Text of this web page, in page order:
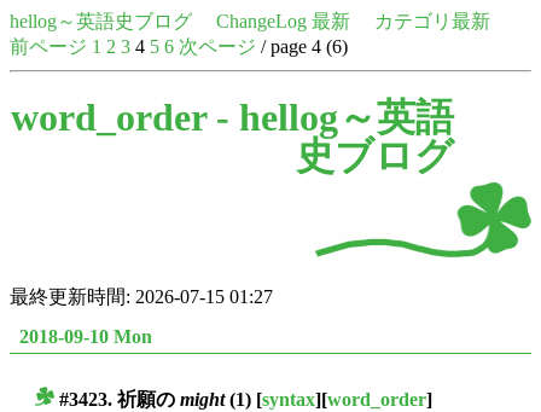
hellog～英語史ブログ ChangeLog 最新
カテゴリ最新
前ページ 1 2 3 4 5 6 次ページ / page 4 (6)
word_order - hellog～英語
史ブログ
最終更新時間: 2026-07-15 01:27
2018-09-10 Mon
#3423. 祈願の might(1) [syntax][word_order]